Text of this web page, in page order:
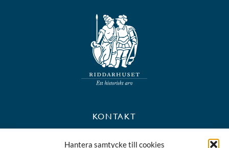
Hantera samtycke till cookies
KONTAKT